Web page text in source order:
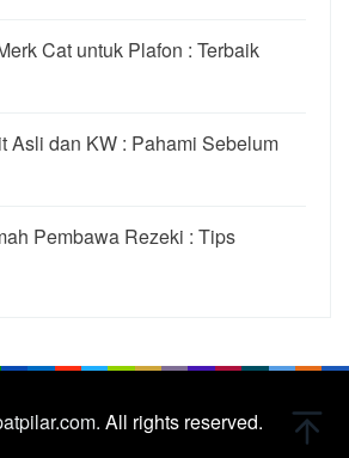
Cat untuk Plafon : Terbaik
Asli dan KW : Pahami Sebelum
Pembawa Rezeki : Tips
All rights reserved.